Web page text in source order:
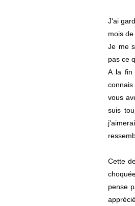
J'ai
mois
Je me
pas ce
A la fin
vous
suis
Cette
pense